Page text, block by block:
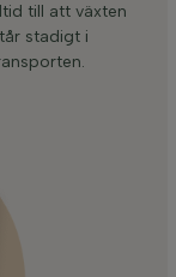
till att växten
stadigt i